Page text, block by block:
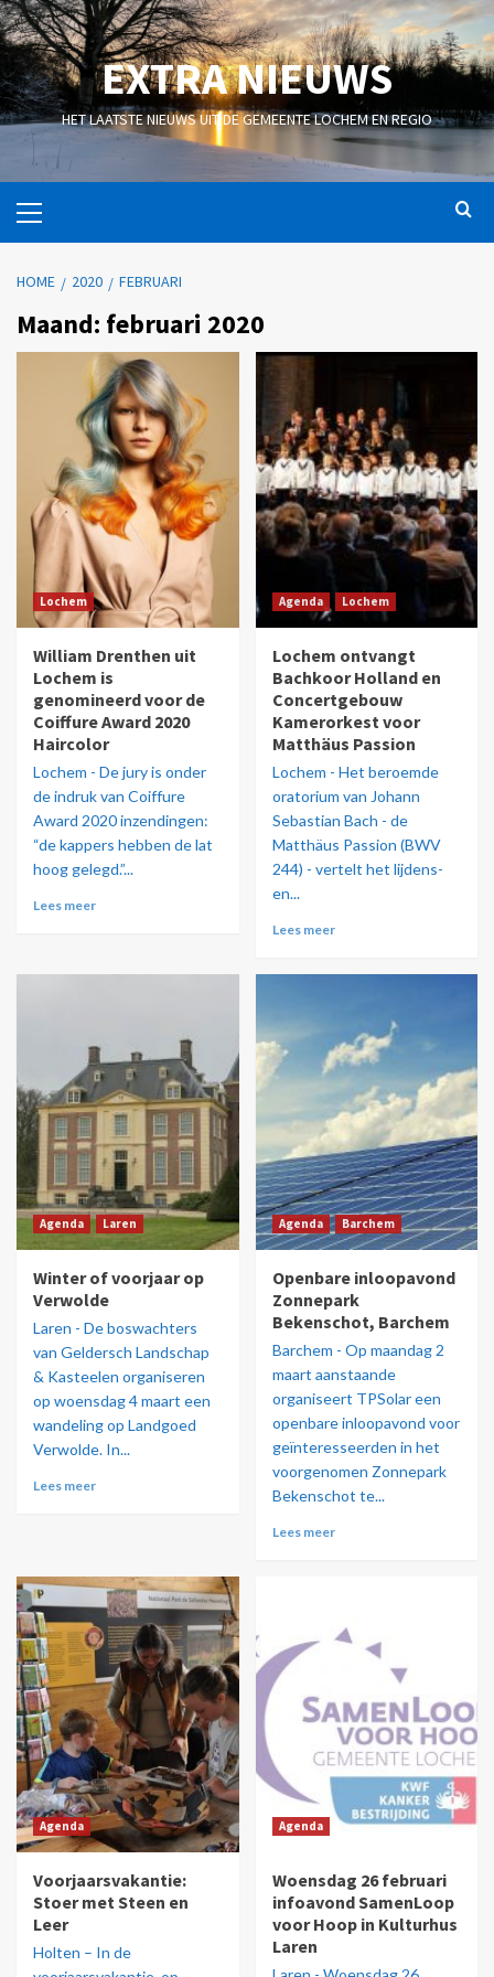
EXTRA NIEUWS
HET LAATSTE NIEUWS UIT DE GEMEENTE LOCHEM EN REGIO
HOME 2020 FEBRUARI
Maand: februari 2020
Lochem
William Drenthen uit
Lochem is
genomineerd voor de
Coiffure Award 2020
Haircolor
Lochem - De jury is onder
de indruk van Coiffure
Award 2020 inzendingen:
“de kappers hebben de lat
hoog gelegd.”...
Lees meer
Agenda Lochem
Lochem ontvangt
Bachkoor Holland en
Concertgebouw
Kamerorkest voor
Matthäus Passion
Lochem - Het beroemde
oratorium van Johann
Sebastian Bach - de
Matthäus Passion (BWV
244) - vertelt het lijdens-
en...
Lees meer
Agenda Laren
Winter of voorjaar op
Verwolde
Laren - De boswachters
van Geldersch Landschap
& Kasteelen organiseren
op woensdag 4 maart een
wandeling op Landgoed
Verwolde. In...
Lees meer
Agenda Barchem
Openbare inloopavond
Zonnepark
Bekenschot, Barchem
Barchem - Op maandag 2
maart aanstaande
organiseert TPSolar een
openbare inloopavond voor
geïnteresseerden in het
voorgenomen Zonnepark
Bekenschot te...
Lees meer
Agenda
Voorjaarsvakantie:
Stoer met Steen en
Leer
Holten – In de
Agenda
Woensdag 26 februari
infoavond SamenLoop
voor Hoop in Kulturhus
Laren